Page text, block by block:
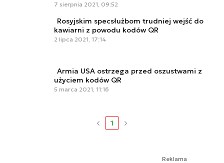
7 sierpnia 2021, 09:52
Rosyjskim specsłużbom trudniej wejść do
kawiarni z powodu kodów QR
2 lipca 2021, 17:14
Armia USA ostrzega przed oszustwami z
użyciem kodów QR
5 marca 2021, 11:16
1
Reklama